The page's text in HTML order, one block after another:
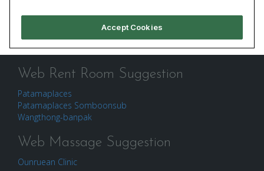
Web Rent Room Suggestion
Patamaplaces
Patamaplaces Somboonsub
Wangthong-banpak
Web Massage Suggestion
Ounruean Clinic